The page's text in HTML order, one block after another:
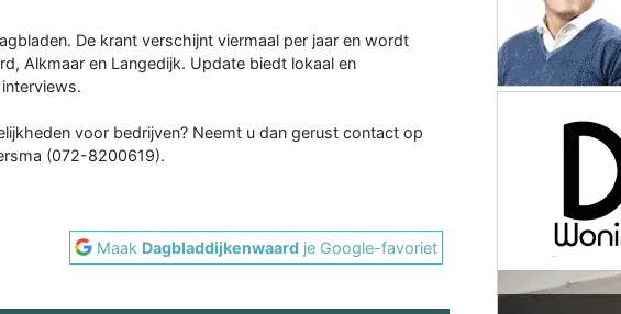
De krant verschijnt viermaal per jaar en wordt
Alkmaar en Langedijk. Update biedt lokaal en
voor bedrijven? Neemt u dan gerust contact op
(072-8200619).
Maak Dagbladdijkenwaard je Google-favoriet